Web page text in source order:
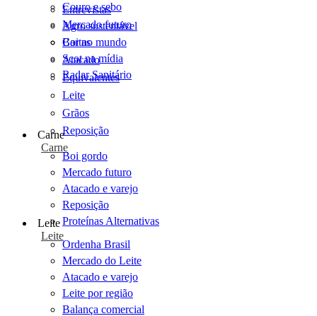
Entrevistas
Agro sustentável
Cartas
Scot na mídia
Radar Sanitário
Couro e sebo
Mercado futuro
Boi no mundo
Atacado
Equivalentes
Leite
Grãos
Reposição
Carne
Carne
Boi gordo
Mercado futuro
Atacado e varejo
Reposição
Proteínas Alternativas
Leite
Leite
Ordenha Brasil
Mercado do Leite
Atacado e varejo
Leite por região
Balança comercial